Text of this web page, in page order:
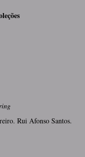
Rui Afonso Santos.